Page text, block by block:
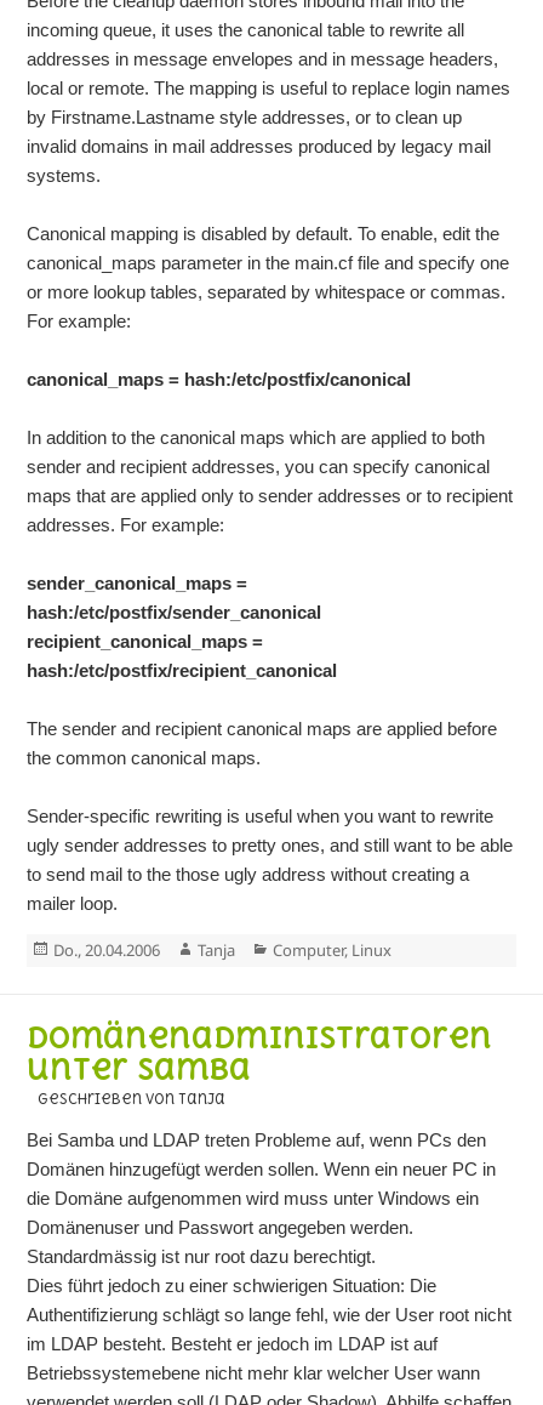
incoming queue, it uses the canonical table to rewrite all
addresses in message envelopes and in message headers,
local or remote. The mapping is useful to replace login names
by Firstname.Lastname style addresses, or to clean up
invalid domains in mail addresses produced by legacy mail
systems.
Canonical mapping is disabled by default. To enable, edit the
canonical_maps parameter in the main.cf file and specify one
or more lookup tables, separated by whitespace or commas.
For example:
canonical_maps = hash:/etc/postfix/canonical
In addition to the canonical maps which are applied to both
sender and recipient addresses, you can specify canonical
maps that are applied only to sender addresses or to recipient
addresses. For example:
sender_canonical_maps =
hash:/etc/postfix/sender_canonical
recipient_canonical_maps =
hash:/etc/postfix/recipient_canonical
The sender and recipient canonical maps are applied before
the common canonical maps.
Sender-specific rewriting is useful when you want to rewrite
ugly sender addresses to pretty ones, and still want to be able
to send mail to the those ugly address without creating a
mailer loop.
Veröffentlicht
Do., 20.04.2006 Autor
Tanja Kategorien
Computer, Linux
Domänenadministratoren
unter Samba
geschrieben von Tanja
Bei Samba und LDAP treten Probleme auf, wenn PCs den
Domänen hinzugefügt werden sollen. Wenn ein neuer PC in
die Domäne aufgenommen wird muss unter Windows ein
Domänenuser und Passwort angegeben werden.
Standardmässig ist nur root dazu berechtigt.
Dies führt jedoch zu einer schwierigen Situation: Die
Authentifizierung schlägt so lange fehl, wie der User root nicht
im LDAP besteht. Besteht er jedoch im LDAP ist auf
Betriebssystemebene nicht mehr klar welcher User wann